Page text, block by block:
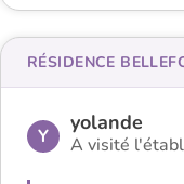
Y
yolande
A visité
RÉSIDENCE